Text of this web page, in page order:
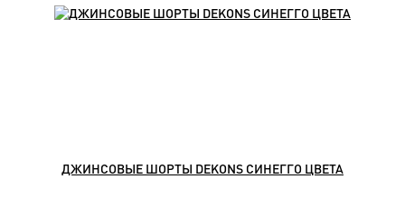
ДЖИНСОВЫЕ ШОРТЫ DEKONS СИНЕГГО ЦВЕТА